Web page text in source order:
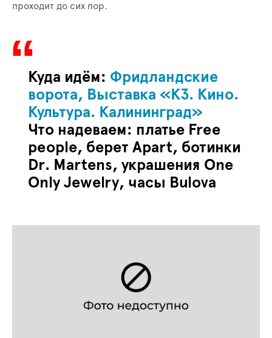
проходит до сих пор.
Куда идём: Фридландские
ворота, Выставка «К3. Кино.
Культура. Калининград»
Что надеваем: платье Free
people, берет Apart, ботинки
Dr. Martens, украшения One
Only Jewelry, часы Bulova